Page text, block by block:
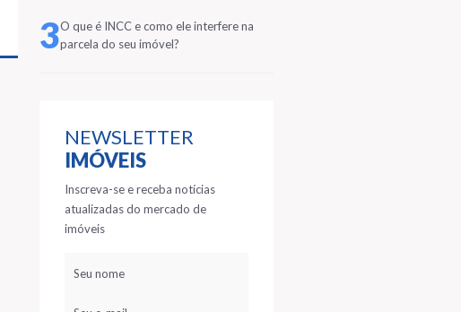
3O que é INCC e como ele interfere na
parcela do seu imóvel?
NEWSLETTER
IMÓVEIS
Inscreva-se e receba notícias
atualizadas do mercado de
imóveis